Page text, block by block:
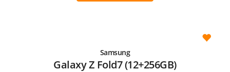
Samsung
Galaxy Z Fold7 (12+256GB)